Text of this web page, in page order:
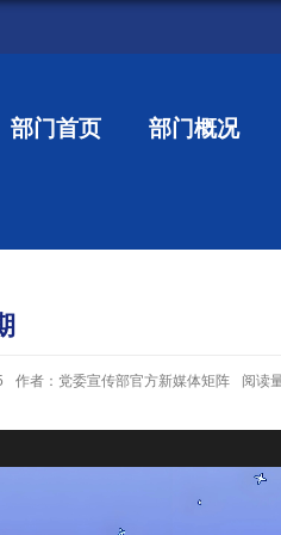
部门首页 部门概况
作者：党委宣传部官方新媒体矩阵 阅读